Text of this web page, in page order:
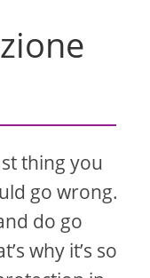
thing you
go wrong.
do go
why it’s so